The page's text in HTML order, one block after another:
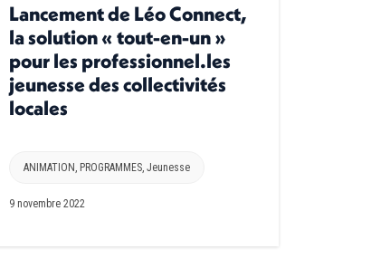
Lancement de Léo Connect,
la solution « tout-en-un »
pour les professionnel.les
jeunesse des collectivités
locales
ANIMATION , PROGRAMMES, Jeunesse
9 novembre 2022